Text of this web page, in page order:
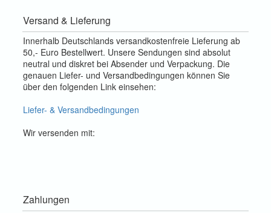
Versand & Lieferung
Innerhalb Deutschlands versandkostenfreie Lieferung ab
50,- Euro Bestellwert. Unsere Sendungen sind absolut
neutral und diskret bei Absender und Verpackung. Die
genauen Liefer- und Versandbedingungen können Sie
über den folgenden Link einsehen:
Liefer- & Versandbedingungen
Wir versenden mit:
Zahlungen